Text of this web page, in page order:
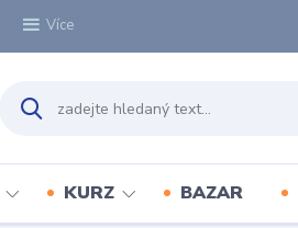
Více
KURZ BAZAR